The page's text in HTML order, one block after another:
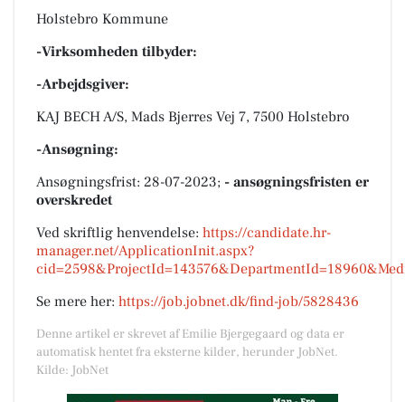
Holstebro Kommune
-Virksomheden tilbyder:
-Arbejdsgiver:
KAJ BECH A/S, Mads Bjerres Vej 7, 7500 Holstebro
-Ansøgning:
Ansøgningsfrist: 28-07-2023; - ansøgningsfristen er
overskredet
Ved skriftlig henvendelse: https://candidate.hr-
manager.net/ApplicationInit.aspx?
Se mere her: https://job.jobnet.dk/find-job/5828436
Denne artikel er skrevet af Emilie Bjergegaard og data er
automatisk hentet fra eksterne kilder, herunder JobNet.
Kilde: JobNet